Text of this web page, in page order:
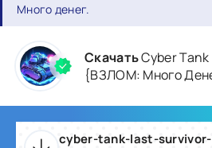
Много денег.
СкачатьCyber
{ВЗЛОМ: Много
cyber-tank-last-